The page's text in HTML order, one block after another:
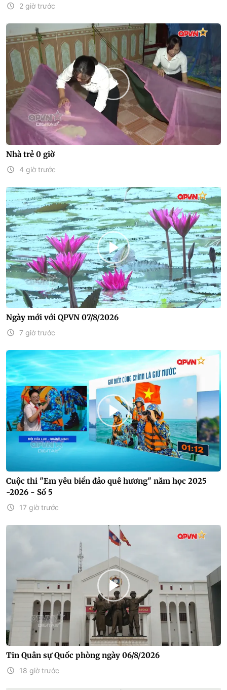
2 giờ trước
Nhà trẻ 0 giờ
4 giờ trước
Ngày mới với QPVN 07/8/2026
7 giờ trước
Cuộc thi "Em yêu biển đảo quê hương" năm học 2025
-2026 - Số 5
17 giờ trước
Tin Quân sự Quốc phòng ngày 06/8/2026
18 giờ trước